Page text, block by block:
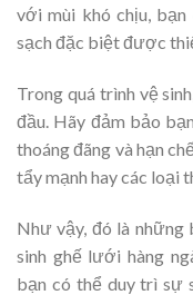
với mùi khó chịu,
sạch đặc biệt được
Trong quá trình vệ
đầu. Hãy đảm bảo
thoáng đãng và hạn
tẩy mạnh hay các loại
Như vậy, đó là
sinh ghế lưới hàng
bạn có thể duy trì sự